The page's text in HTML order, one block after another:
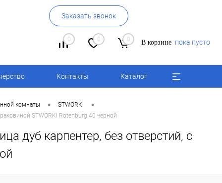
Заказать звонок
0 0 0 В корзине пока пусто
Контакты Каталог
комнаты • STWORKI •
STWORKI Rotenburg 40 черной
дуб карпентер, без отверстий, с